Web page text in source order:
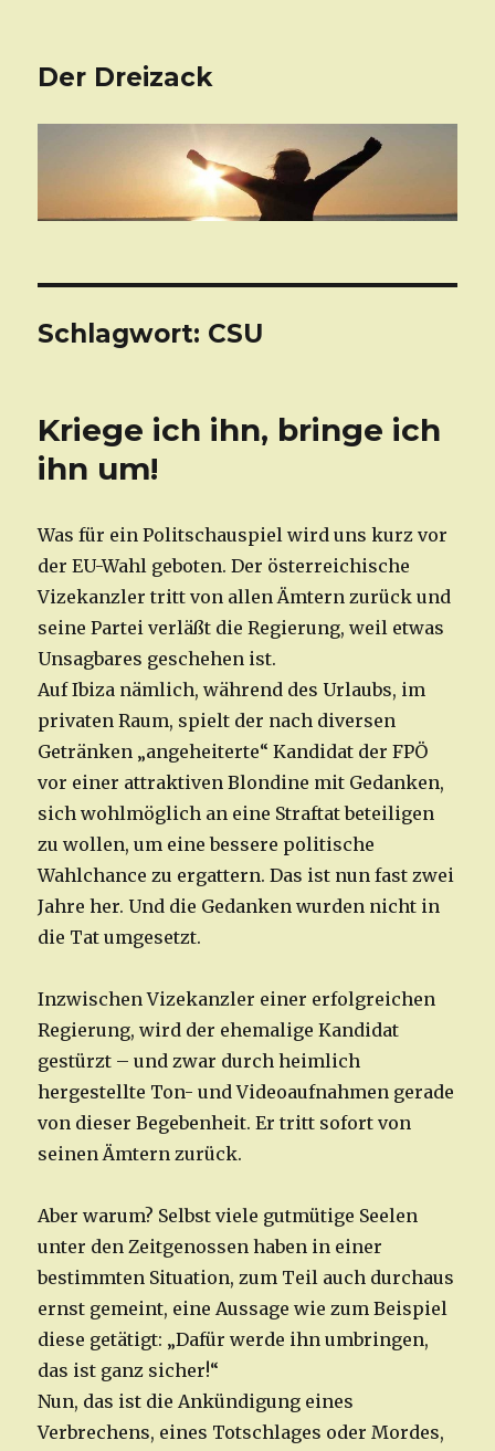
Der Dreizack
Schlagwort: CSU
Kriege ich ihn, bringe ich
ihn um!
Was für ein Politschauspiel wird uns kurz vor
der EU-Wahl geboten. Der österreichische
Vizekanzler tritt von allen Ämtern zurück und
seine Partei verläßt die Regierung, weil etwas
Unsagbares geschehen ist.
Auf Ibiza nämlich, während des Urlaubs, im
privaten Raum, spielt der nach diversen
Getränken „angeheiterte“ Kandidat der FPÖ
vor einer attraktiven Blondine mit Gedanken,
sich wohlmöglich an eine Straftat beteiligen
zu wollen, um eine bessere politische
Wahlchance zu ergattern. Das ist nun fast zwei
Jahre her. Und die Gedanken wurden nicht in
die Tat umgesetzt.
Inzwischen Vizekanzler einer erfolgreichen
Regierung, wird der ehemalige Kandidat
gestürzt – und zwar durch heimlich
hergestellte Ton- und Videoaufnahmen gerade
von dieser Begebenheit. Er tritt sofort von
seinen Ämtern zurück.
Aber warum? Selbst viele gutmütige Seelen
unter den Zeitgenossen haben in einer
bestimmten Situation, zum Teil auch durchaus
ernst gemeint, eine Aussage wie zum Beispiel
diese getätigt: „Dafür werde ihn umbringen,
das ist ganz sicher!“
Nun, das ist die Ankündigung eines
Verbrechens, eines Totschlages oder Mordes,